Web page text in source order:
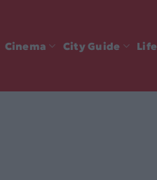
Cinema City Guide Life